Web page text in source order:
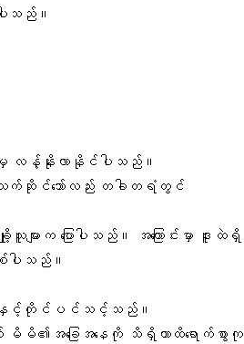
ါသည်။
ာမှ လန့်နိုးလာနိုင်ပါသည်။
သက်ဆိုင်သော်လည်း တခါတရံတွင်
ျားက ပြောပါသည်။ အကြောင်းမှာ ဒူးထဲရှိ
ြစ်ပါသည်။
ာဝန်နှင့်တိုင်ပင်သင့်သည်။
မိ၏အခြေအနေကို သိရှိကာထိရောက်စွာကု